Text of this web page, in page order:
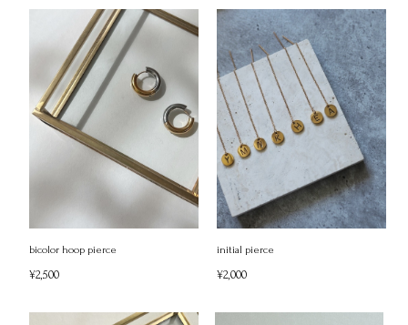
bicolor hoop pierce
¥2,500
initial pierce
¥2,000